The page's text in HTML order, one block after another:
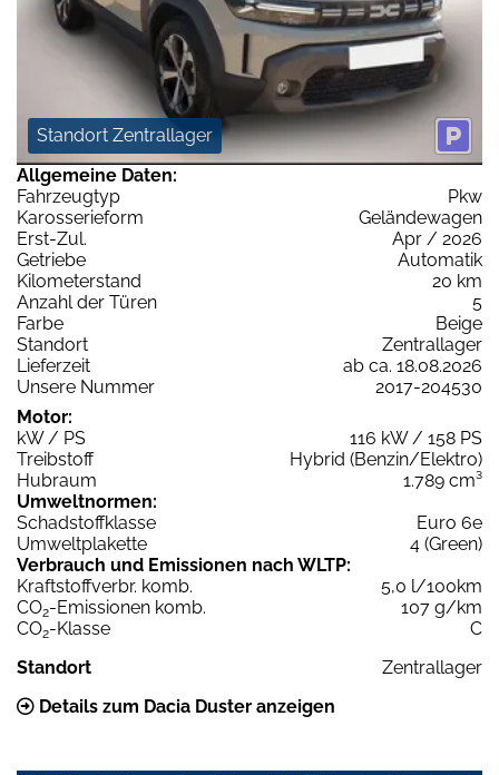
Standort Zentrallager
Allgemeine Daten:
Fahrzeugtyp
Pkw
Karosserieform
Geländewagen
Erst-Zul.
Apr / 2026
Getriebe
Automatik
Kilometerstand
20 km
Anzahl der Türen
5
Farbe
Beige
Standort
Zentrallager
Lieferzeit
ab ca. 18.08.2026
Unsere Nummer
2017-204530
Motor:
kW / PS
116 kW / 158 PS
Treibstoff
Hybrid (Benzin/Elektro)
Hubraum
1.789 cm³
Umweltnormen:
Schadstoffklasse
Euro 6e
Umweltplakette
4 (Green)
Verbrauch und Emissionen nach WLTP:
Kraftstoffverbr. komb.
5,0 l/100km
CO2-Emissionen komb.
107 g/km
CO2-Klasse
C
Standort
Zentrallager
Details zum Dacia Duster anzeigen